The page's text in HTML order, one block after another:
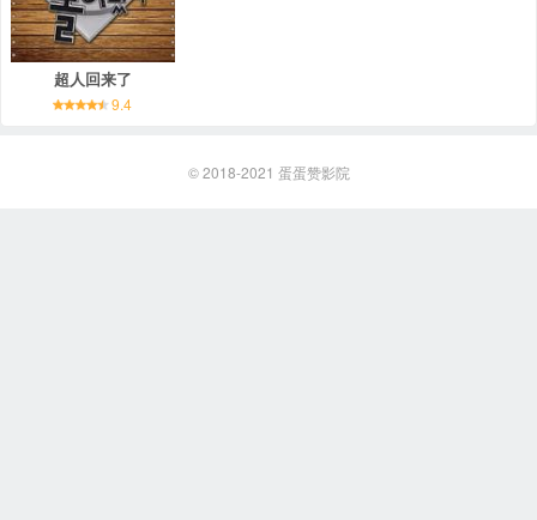
超人回来了
9.4
© 2018-2021 蛋蛋赞影院